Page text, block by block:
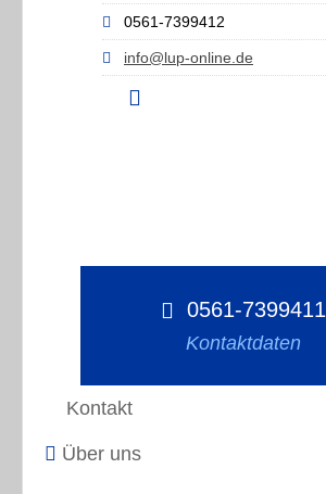
0561-7399412
info@lup-online.de
0561-7399411
Kontaktdaten
Kontakt
Über uns